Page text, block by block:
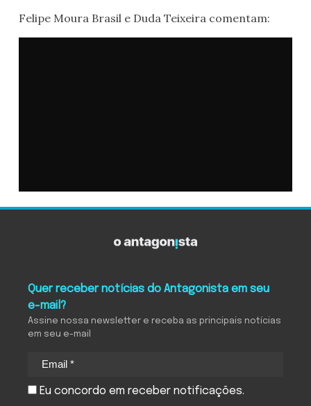
Felipe Moura Brasil e Duda Teixeira comentam:
Quer receber notícias do Antagonista em seu
e-mail?
Assine nossa newsletter e receba as principais notícias
em seu e-mail
Eu concordo em receber notificações.